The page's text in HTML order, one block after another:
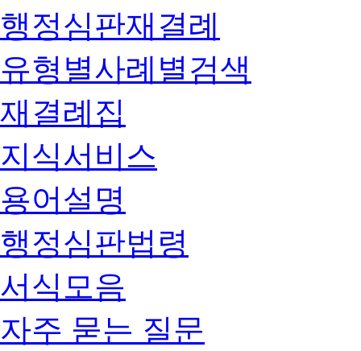
행정심판재결례
유형별사례별검색
재결례집
지식서비스
용어설명
행정심판법령
서식모음
자주 묻는 질문